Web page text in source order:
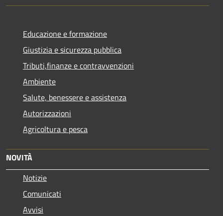
Educazione e formazione
Giustizia e sicurezza pubblica
Tributi,finanze e contravvenzioni
Ambiente
Salute, benessere e assistenza
Autorizzazioni
Agricoltura e pesca
NOVITÀ
Notizie
Comunicati
Avvisi